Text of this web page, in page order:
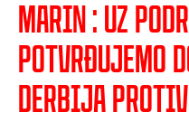
Marin : Uz
potvrđujemo
derbija